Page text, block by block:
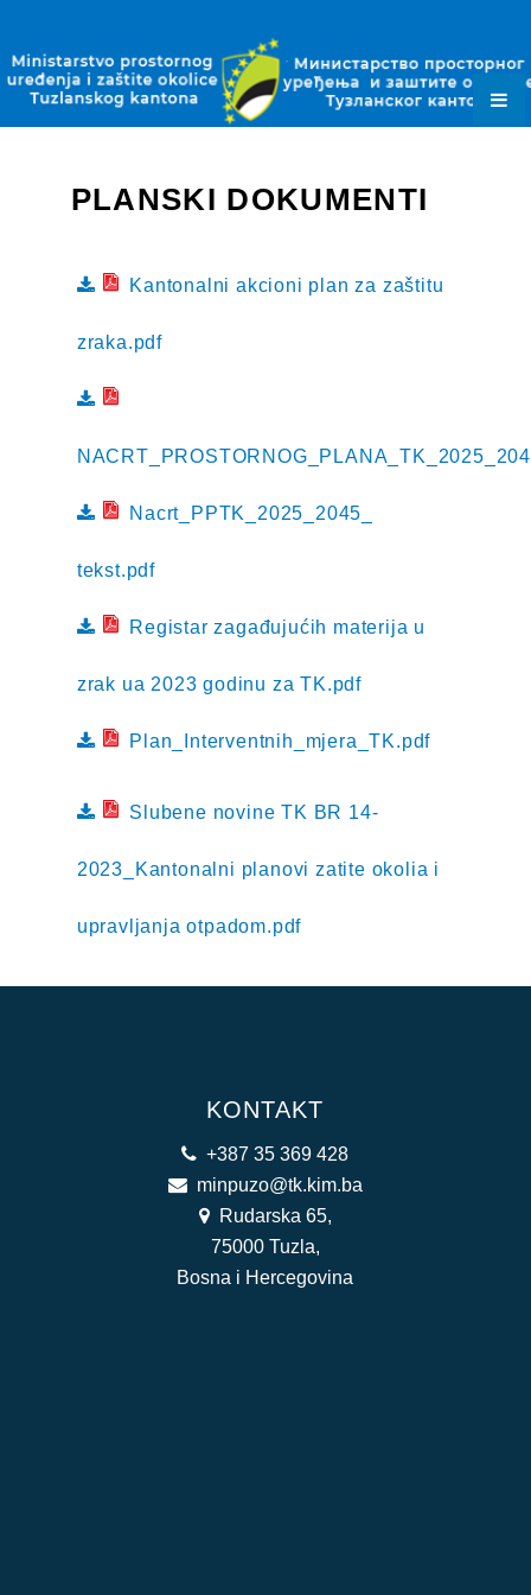
PLANSKI DOKUMENTI
Kantonalni akcioni plan za zaštitu
zraka.pdf
Nacrt_PPTK_2025_2045_
tekst.pdf
Registar zagađujućih materija u
zrak ua 2023 godinu za TK.pdf
Plan_Interventnih_mjera_TK.pdf
Slubene novine TK BR 14-
2023_Kantonalni planovi zatite okolia i
upravljanja otpadom.pdf
KONTAKT
+387 35 369 428
minpuzo@tk.kim.ba
Rudarska 65,
75000 Tuzla,
Bosna i Hercegovina
PODZAKONSKI AKTI
OKOLIŠNE DOZVOLE